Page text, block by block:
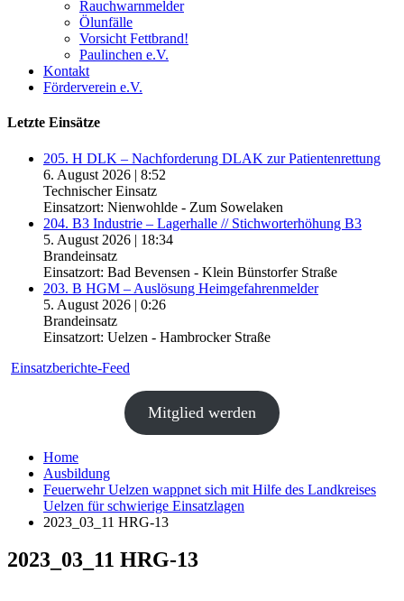
Rauchwarnmelder
Ölunfälle
Vorsicht Fettbrand!
Paulinchen e.V.
Kontakt
Förderverein e.V.
Letzte Einsätze
205. H DLK – Nachforderung DLAK zur Patientenrettung
6. August 2026 | 8:52
Technischer Einsatz
Einsatzort: Nienwohlde - Zum Sowelaken
204. B3 Industrie – Lagerhalle // Stichworterhöhung B3
5. August 2026 | 18:34
Brandeinsatz
Einsatzort: Bad Bevensen - Klein Bünstorfer Straße
203. B HGM – Auslösung Heimgefahrenmelder
5. August 2026 | 0:26
Brandeinsatz
Einsatzort: Uelzen - Hambrocker Straße
Einsatzberichte-Feed
Mitglied werden
Home
Ausbildung
Feuerwehr Uelzen wappnet sich mit Hilfe des Landkreises
Uelzen für schwierige Einsatzlagen
2023_03_11 HRG-13
2023_03_11 HRG-13